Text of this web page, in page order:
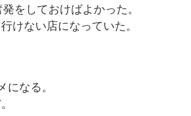
をしておけばよかった。
けない店になっていた。
なる。